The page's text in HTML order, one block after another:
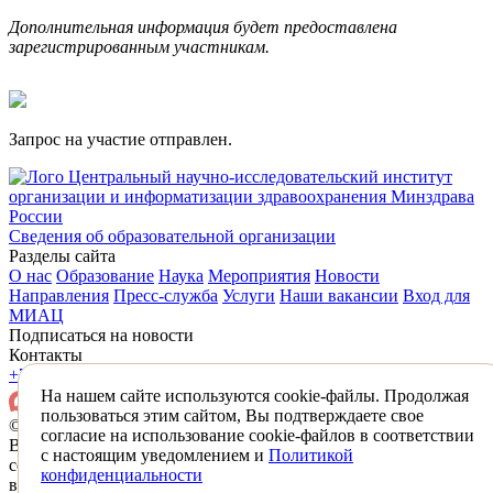
На нашем сайте используются cookie-файлы. Продолжая
пользоваться этим сайтом, Вы подтверждаете свое
согласие на использование cookie-файлов в соответствии
с настоящим уведомлением и Политикой
конфиденциальности
Дополнительная информация будет предоставлена
зарегистрированным участникам.
Запрос на участие отправлен.
Центральный научно-исследовательский институт
организации и информатизации здравоохранения Минздрава
России
Сведения об образовательной организации
Разделы сайта
О нас Образование Наука Мероприятия Новости
Направления Пресс-служба Услуги Наши вакансии Вход для
МИАЦ
Подписаться на новости
Контакты
+7 (495) 618-31-83
© 2026 ФГБУ «ЦНИИОИЗ» Минздрава России
Все материалы, находящиеся на сайте охраняются в
соответствии с законодательством РФ,
в том числе об авторском праве и смежных правах.